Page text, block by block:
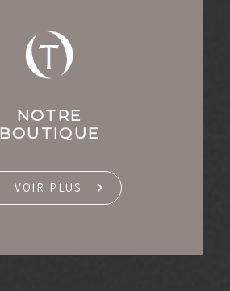
NOTRE
BOUTIQUE
VOIR PLUS